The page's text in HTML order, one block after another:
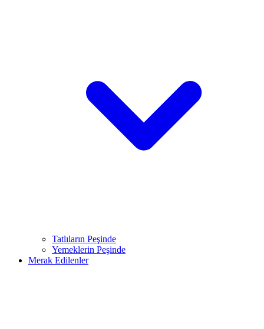
Tatlıların Peşinde
Yemeklerin Peşinde
Merak Edilenler